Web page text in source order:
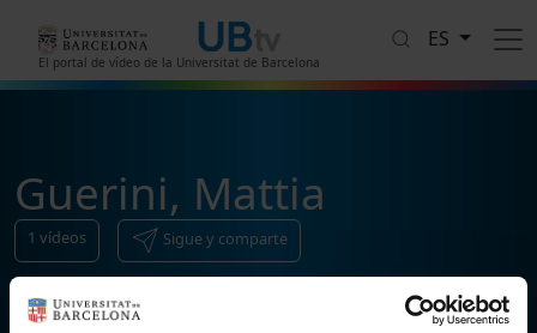
El portal de vídeo de la Universitat de Barcelona
ES
Guerini, Mattia
1 vídeos Sigue y comparte